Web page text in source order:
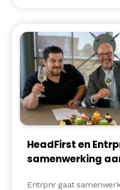
HeadFirst en
samenwerking
Entrpnr gaat